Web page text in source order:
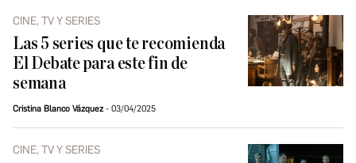
CINE, TV Y SERIES
Las 5 series que te recomienda
El Debate para este fin de
semana
Cristina Blanco Vázquez 03/04/2025
CINE, TV Y SERIES